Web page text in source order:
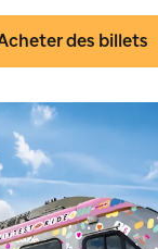
des billets